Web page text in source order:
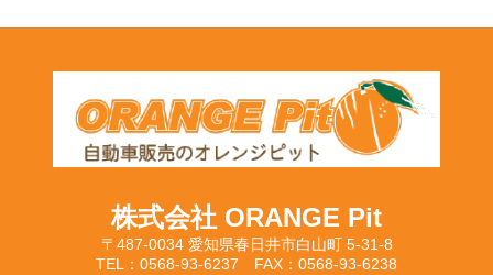
株式会社 ORANGE Pit
〒487-0034 愛知県春日井市白山町 5-31-8
TEL：0568-93-6237 FAX：0568-93-6238